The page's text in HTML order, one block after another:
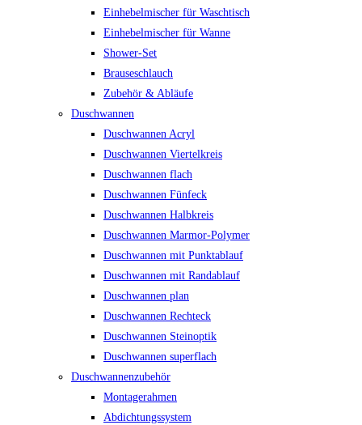
Einhebelmischer für Waschtisch
Einhebelmischer für Wanne
Shower-Set
Brauseschlauch
Zubehör & Abläufe
Duschwannen
Duschwannen Acryl
Duschwannen Viertelkreis
Duschwannen flach
Duschwannen Fünfeck
Duschwannen Halbkreis
Duschwannen Marmor-Polymer
Duschwannen mit Punktablauf
Duschwannen mit Randablauf
Duschwannen plan
Duschwannen Rechteck
Duschwannen Steinoptik
Duschwannen superflach
Duschwannenzubehör
Montagerahmen
Abdichtungssystem